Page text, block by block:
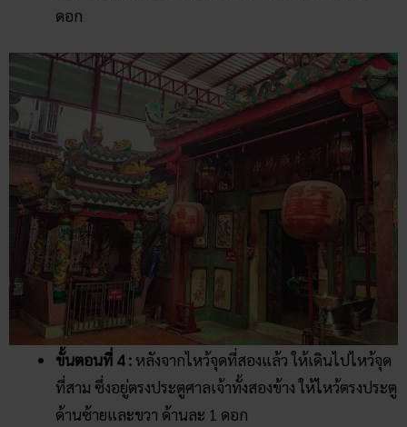
ดอก
ขั้นตอนที่ 4 : หลังจากไหว้จุดที่สองแล้ว ให้เดินไปไหว้จุด
ที่สาม ซึ่งอยู่ตรงประตูศาลเจ้าทั้งสองข้าง ให้ไหว้ตรงประตู
ด้านซ้ายและขวา ด้านละ 1 ดอก